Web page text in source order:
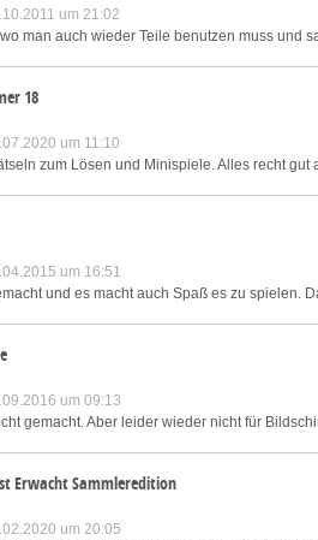
um 21:02
man auch wieder Teile benutzen muss
18
um 11:10
zum Lösen und Minispiele. Alles recht
um 16:51
und es macht auch Spaß es zu
um 09:13
gemacht. Aber leider wieder nicht für
Erwacht Sammleredition
um 20:05